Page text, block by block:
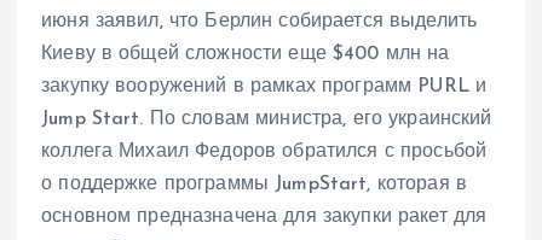
июня заявил, что Берлин собирается выделить
Киеву в общей сложности еще $400 млн на
закупку вооружений в рамках программ PURL и
Jump Start. По словам министра, его украинский
коллега Михаил Федоров обратился с просьбой
о поддержке программы JumpStart, которая в
основном предназначена для закупки ракет для